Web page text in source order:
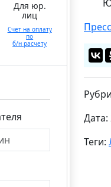
Для юр.
лиц
Счет на оплату
по
б/н расчету
Дата:
Теги: